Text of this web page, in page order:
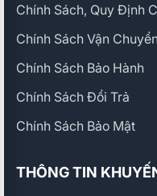
Chính Sách, Quy Định
Chính Sách Vận Chuyển
Chính Sách Bảo Hành
Chính Sách Đổi Trả
Chính Sách Bảo Mật
THÔNG TIN